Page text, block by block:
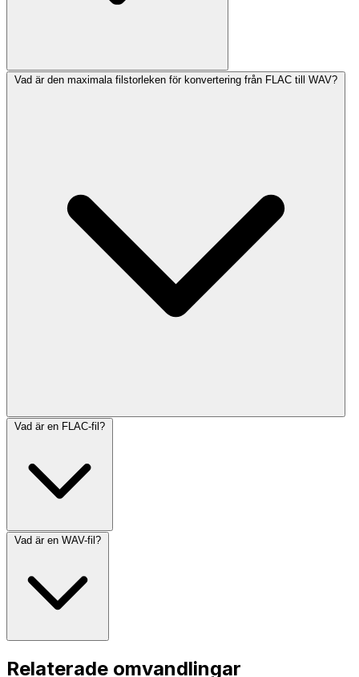
Vad är den maximala filstorleken för konvertering från FLAC till WAV?
Vad är en FLAC-fil?
Vad är en WAV-fil?
Relaterade omvandlingar